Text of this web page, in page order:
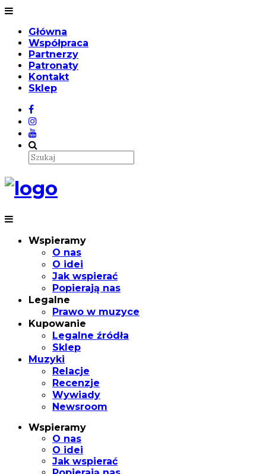
Główna
Współpraca
Partnerzy
Patronaty
Kontakt
Sklep
Wspieramy
O nas
O idei
Jak wspierać
Popierają nas
Legalne
Prawo w muzyce
Kupowanie
Legalne źródła
Sklep
Muzyki
Relacje
Recenzje
Wywiady
Newsroom
Wspieramy
O nas
O idei
Jak wspierać